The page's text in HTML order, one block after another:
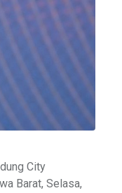
City
Barat, Selasa,